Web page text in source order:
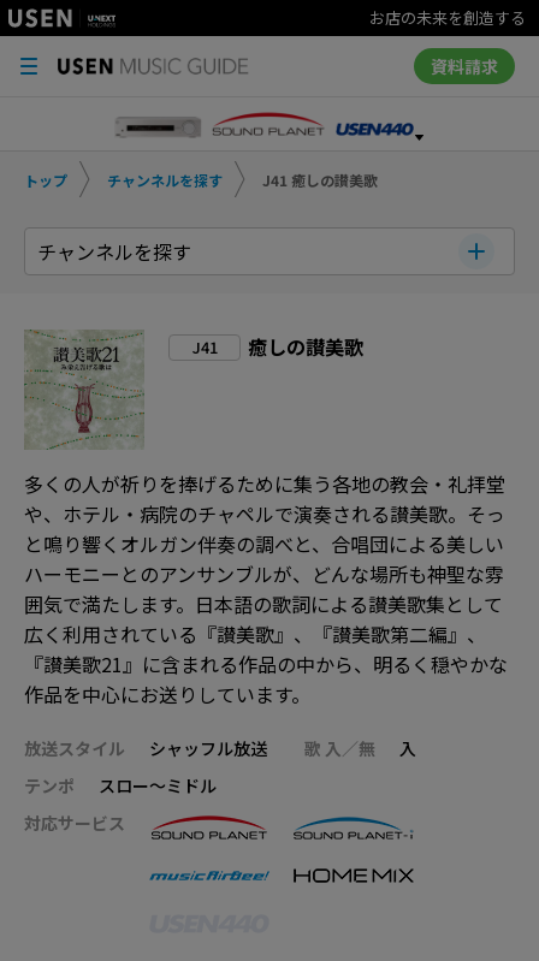
お店の未来を創造する
資料請求
トップ チャンネルを探す J41 癒しの讃美歌
チャンネルを探す
J41 癒しの讃美歌
多くの人が祈りを捧げるために集う各地の教会・礼拝堂
や、ホテル・病院のチャペルで演奏される讃美歌。そっ
と鳴り響くオルガン伴奏の調べと、合唱団による美しい
ハーモニーとのアンサンブルが、どんな場所も神聖な雰
囲気で満たします。日本語の歌詞による讃美歌集として
広く利用されている『讃美歌』、『讃美歌第二編』、
『讃美歌21』に含まれる作品の中から、明るく穏やかな
作品を中心にお送りしています。
放送スタイル シャッフル放送 歌 入／無
入
テンポ
スロー～ミドル
対応サービス